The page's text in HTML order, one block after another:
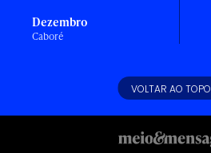
Dezembro
Caboré
VOLTAR AO TOPO